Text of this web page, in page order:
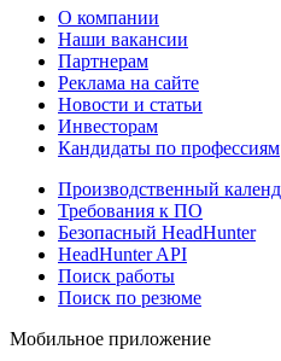
О компании
Наши вакансии
Партнерам
Реклама на сайте
Новости и статьи
Инвесторам
Кандидаты по профессиям
Производственный
Требования к ПО
Безопасный HeadHunter
HeadHunter API
Поиск работы
Поиск по резюме
Мобильное приложение